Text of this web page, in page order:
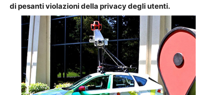
di pesanti violazioni della privacy degli utenti.